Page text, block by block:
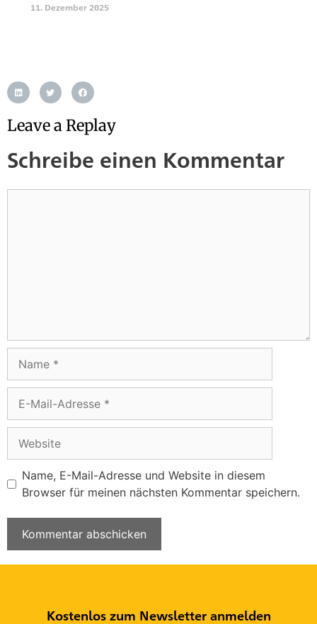
11. Dezember 2025
Leave a Replay
Schreibe einen Kommentar
Name, E-Mail-Adresse und Website in diesem
Browser für meinen nächsten Kommentar speichern.
Kostenlos zum Newsletter anmelden